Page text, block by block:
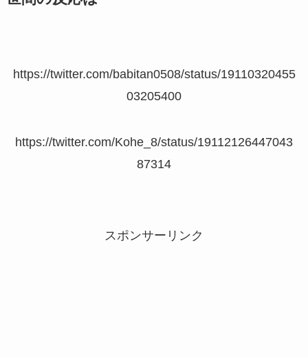
https://twitter.com/babitan0508/status/19110320455
03205400
https://twitter.com/Kohe_8/status/19112126447043
87314
スポンサーリンク